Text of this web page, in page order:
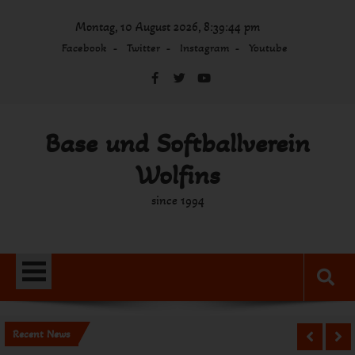
Montag, 10 August 2026, 8:39:44 pm
Facebook Twitter Instagram Youtube
Base und Softballverein
Wolfins
since 1994
Recent News